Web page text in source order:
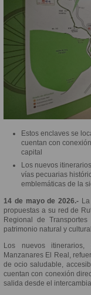
Estos enclaves se
cuentan con
capital
Los nuevos
vías pecuarias
emblemáticas de la
14 de mayo de 2026.-
propuestas a su red de
Regional de
patrimonio natural y
Los nuevos
Manzanares El Real,
de ocio saludable,
cuentan con conexión
salida desde el